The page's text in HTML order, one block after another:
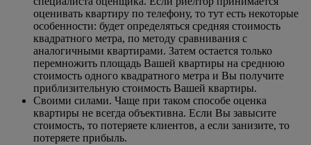
оценивать квартиру по телефону, то тут есть некоторые
особенности: будет определяться средняя стоимость
квадратного метра, по методу сравнивания с
аналогичными квартирами. Затем остается только
перемножить площадь Вашей квартиры на среднюю
стоимость одного квадратного метра и Вы получите
приблизительную стоимость Вашей квартиры.
Своими силами. Чаще при таком способе оценка
квартиры не всегда объективна. Если Вы завысите
стоимость, то потеряете клиентов, а если занизите, то
потеряете прибыль.